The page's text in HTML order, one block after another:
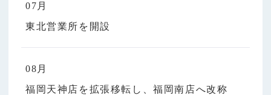
07月
東北営業所を開設
08月
福岡天神店を拡張移転し、福岡南店へ改称